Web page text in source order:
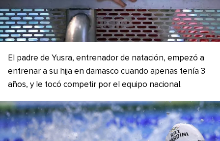
El padre de Yusra, entrenador de natación, empezó a
entrenar a su hija en damasco cuando apenas tenía 3
años, y le tocó competir por el equipo nacional.